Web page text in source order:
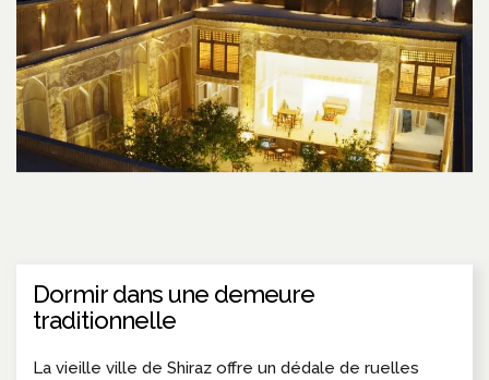
Dormir dans une demeure
traditionnelle
La vieille ville de Shiraz offre un dédale de ruelles